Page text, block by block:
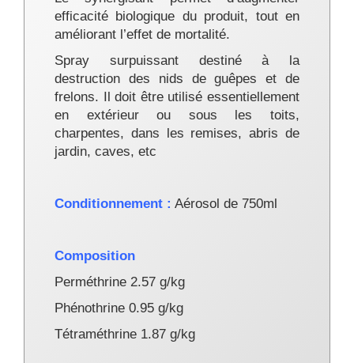
efficacité biologique du produit, tout en
améliorant l’effet de mortalité.
Spray surpuissant destiné à la
destruction des nids de guêpes et de
frelons. Il doit être utilisé essentiellement
en extérieur ou sous les toits,
charpentes, dans les remises, abris de
jardin, caves, etc
Conditionnement : Aérosol de 750ml
Composition
Perméthrine 2.57 g/kg
Phénothrine 0.95 g/kg
Tétraméthrine 1.87 g/kg